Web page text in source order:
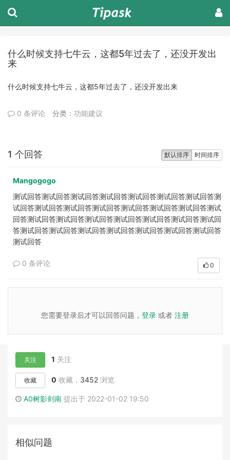
什么时候支持七牛云，这都5年过去了，还没开发出
来
什么时候支持七牛云，这都5年过去了，还没开发出来
0 条评论 分类： 功能建议
默认排序 时间排序
1 个回答
Mangogogo
测试回答测试回答测试回答测试回答测试回答测试回答测试回答测
试回答测试回答测试回答测试回答测试回答测试回答测试回答测试
回答测试回答测试回答测试回答测试回答测试回答测试回答测试回
答测试回答测试回答测试回答测试回答测试回答测试回答测试回答
测试回答
0 条评论 0
您需要登录后才可以回答问题， 登录 或者 注册
关注 1 关注
收藏 0 收藏， 3452 浏览
A0树影剑南 提出于 2022-01-02 19:50
相似问题